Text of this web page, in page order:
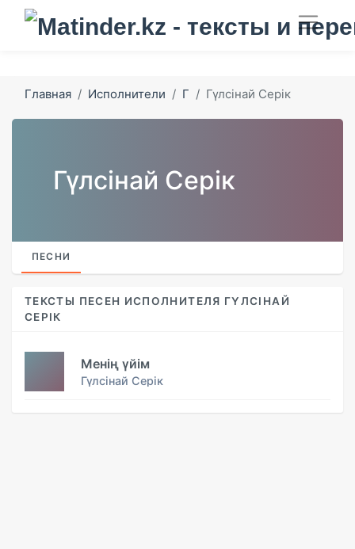
Главная Исполнители Г Гүлсінай Серік
Гүлсінай Серік
ПЕСНИ
ТЕКСТЫ ПЕСЕН ИСПОЛНИТЕЛЯ ГҮЛСІНАЙ
СЕРІК
Менің үйім
Гүлсінай Серік